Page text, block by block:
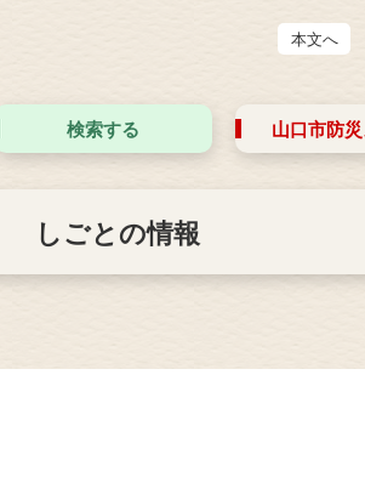
本文へ
検索する 山口市防災
しごとの情報